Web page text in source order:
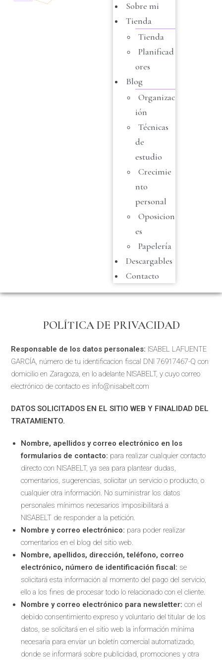
Sobre mi
Tienda
Tienda
Planificad
ores
Blog
Organizac
ión
Técnicas
de
estudio
Crecimie
nto
personal
Oposicion
es
Papelería
Descargables
Contacto
POLÍTICA DE PRIVACIDAD
Responsable de los datos personales: ISABEL LAFUENTE
GARCÍA, número de tu identificacion fiscal DNI 76917467-Q con
domicilio en Zaragoza, en lo adelante NISABELT, y cuyo correo
electrónico de contacto es info@nisabelt.com
DATOS SOLICITADOS EN EL SITIO WEB Y FINALIDAD DEL
TRATAMIENTO.
Nombre, apellidos y correo electrónico en los
formularios de contacto: para realizar cualquier contacto
directo con NISABELT, ya sea para plantear dudas,
comentarios, sugerencias, solicitar un servicio o producto, o
cualquier otra información. No suministrar los datos
personales mínimos necesarios imposibilitará a
NISABELT de responder a la petición.
Nombre y correo electrónico: para poder realizar
comentarios en el blog del sitio web.
Nombre, apellidos, dirección, teléfono, correo
electrónico, número de identificación fiscal: se
solicitará esta información al momento del pago del servicio,
ello a los fines de procesar todo lo relacionado con el cliente.
Nombre y correo electrónico para newsletter:con el
debido consentimiento expreso y voluntario del titular de los
datos, se solicitará en el sitio web la información mínima
necesaria para enviar un boletín comercial automatizado,
donde se informará sobre publicidad, promociones y otra